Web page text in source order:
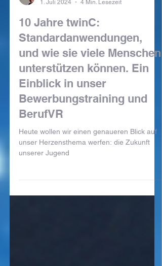
1. Juli 2024
4 Min. Lesezeit
10 Jahre twinC:
Standardanwendungen,
und wie sie viele Menschen
unterstützen können. Ein
Einblick in unser
Bewerbungstraining und
BerufVR
unser Herzensthema werfen: die Zukunft